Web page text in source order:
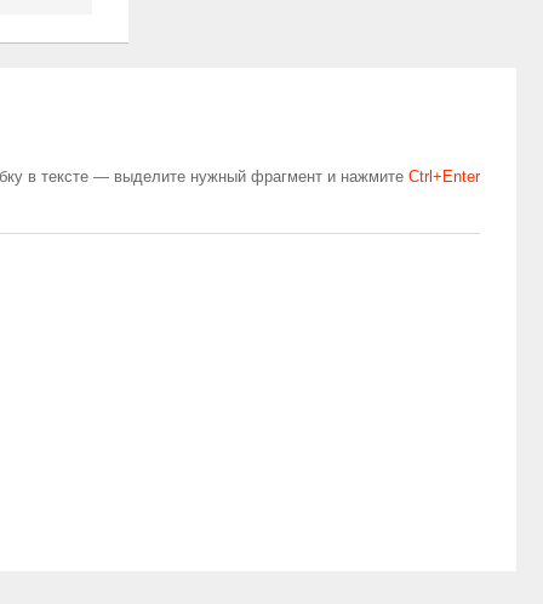
в тексте — выделите нужный фрагмент и нажмите Сtrl+Enter